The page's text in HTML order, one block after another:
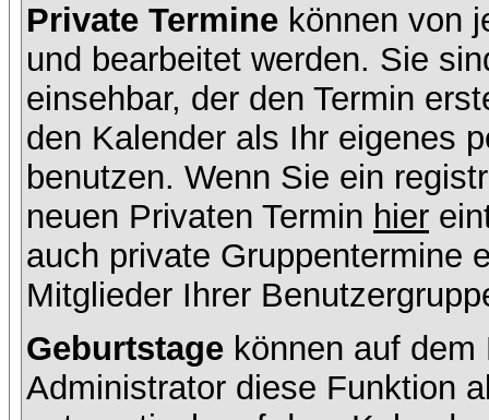
Private Termine können von
und bearbeitet werden. Sie
einsehbar, der den Termin
den Kalender als Ihr eigenes
benutzen. Wenn Sie ein
neuen Privaten Termin hier
auch private Gruppentermine
Mitglieder Ihrer
Geburtstage können auf
Administrator diese Funktion